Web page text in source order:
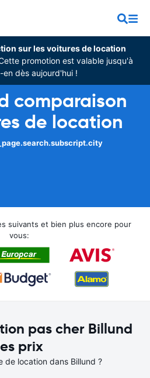
sur les voitures de location
promotion est valable jusqu'à
dès aujourd'hui !
comparaison
de location
suivants et bien plus encore pour
vous:
pas cher Billund
prix
de location dans Billund ?